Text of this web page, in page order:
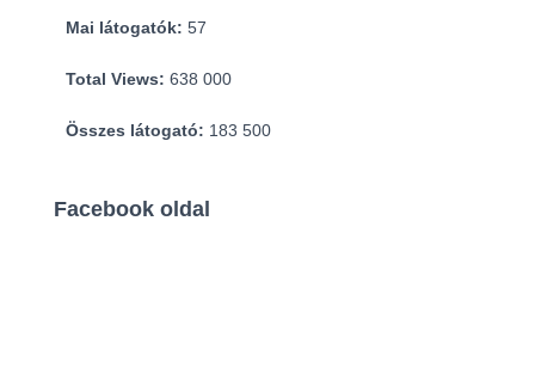
Mai látogatók: 57
Total Views: 638 000
Összes látogató: 183 500
Facebook oldal